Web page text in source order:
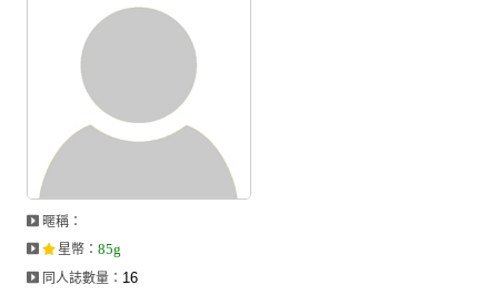
同人數位作品
同人誌活動
最新消息
宣傳&交流
暱稱：
星幣 ：85g
同人誌數量： 16